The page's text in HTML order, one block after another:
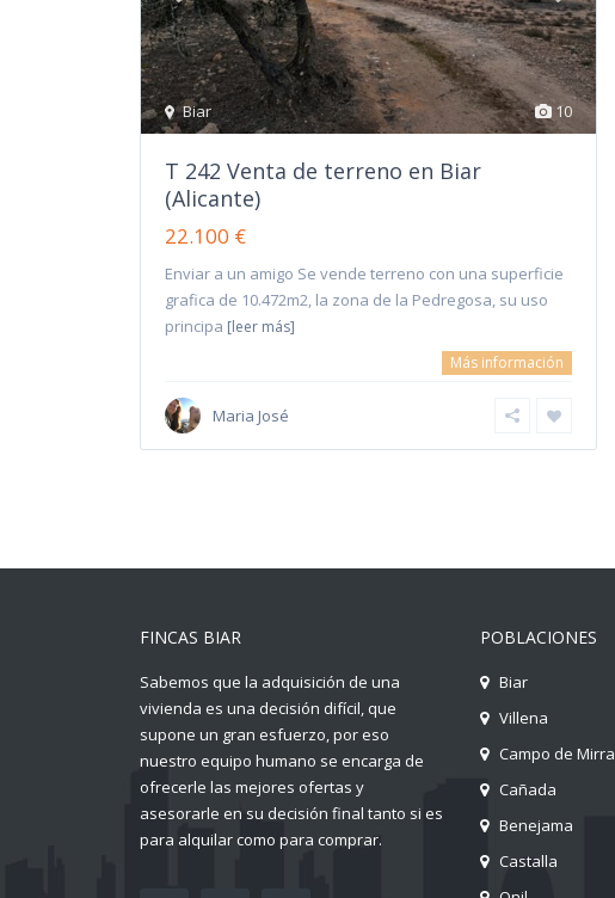
10
Biar
T 242 Venta de terreno en Biar
(Alicante)
22.100 €
Enviar a un amigo Se vende terreno con una superficie
grafica de 10.472m2, la zona de la Pedregosa, su uso
principa [leer más]
Más información
Maria José
FINCAS BIAR
Sabemos que la adquisición de una
vivienda es una decisión difícil, que
supone un gran esfuerzo, por eso
nuestro equipo humano se encarga de
ofrecerle las mejores ofertas y
asesorarle en su decisión final tanto si es
para alquilar como para comprar.
POBLACIONES
Biar
Villena
Campo de Mirra
Cañada
Benejama
Castalla